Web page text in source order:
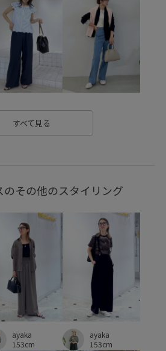
RP25SS RP25SSPREORDER
すべて見る
その他のスタイリング
ayaka
153cm
ayaka
153cm